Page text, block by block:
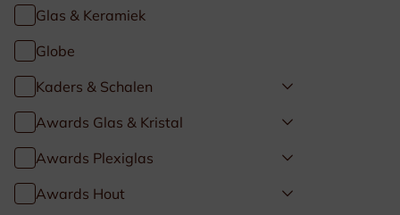
Glas & Keramiek
Globe
Kaders & Schalen
Awards Glas & Kristal
Awards Plexiglas
Awards Hout